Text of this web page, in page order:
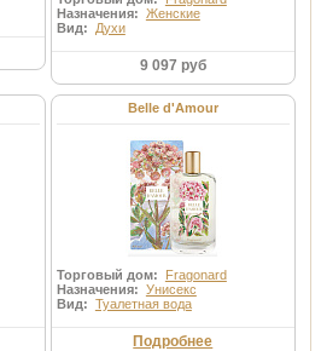
Назначения: Женские
Вид: Духи
9 097 руб
Belle d'Amour
Торговый дом: Fragonard
Назначения: Унисекс
Вид: Туалетная вода
Подробнее